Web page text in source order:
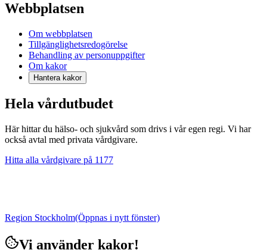
Webbplatsen
Om webbplatsen
Tillgänglighetsredogörelse
Behandling av personuppgifter
Om kakor
Hantera kakor
Hela vårdutbudet
Här hittar du hälso- och sjukvård som drivs i vår egen regi. Vi har
också avtal med privata vårdgivare.
Hitta alla vårdgivare på 1177
Region Stockholm(Öppnas i nytt fönster)
Vi använder kakor!